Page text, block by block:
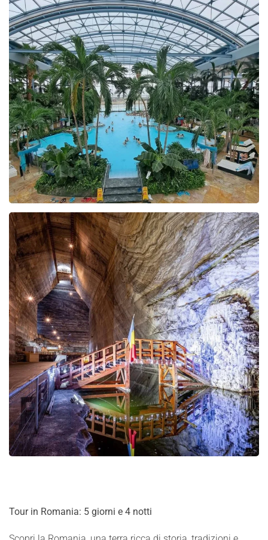
Tour in Romania: 5 giorni e 4 notti